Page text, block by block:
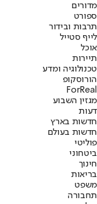
מדורים
ספורט
תרבות ובידור
לייף סטייל
אוכל
תיירות
טכנולוגיה ומדע
הורוסקופ
ForReal
מגזין השבוע
דעות
חדשות בארץ
חדשות בעולם
פוליטי
ביטחוני
חינוך
בריאות
משפט
תחבורה